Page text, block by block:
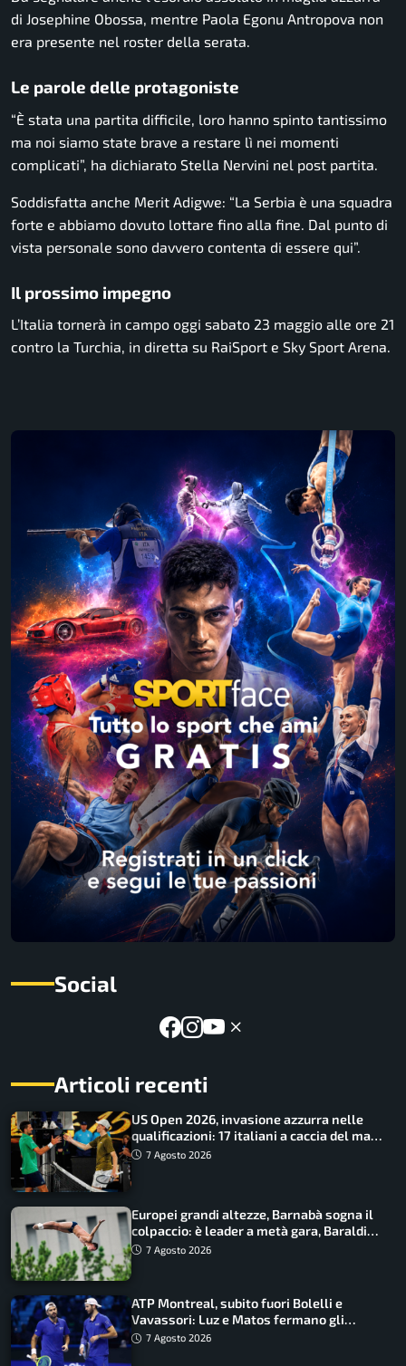
di Josephine Obossa, mentre Paola Egonu Antropova non
era presente nel roster della serata.
Le parole delle protagoniste
“È stata una partita difficile, loro hanno spinto tantissimo
ma noi siamo state brave a restare lì nei momenti
complicati”, ha dichiarato Stella Nervini nel post partita.
Soddisfatta anche Merit Adigwe: “La Serbia è una squadra
forte e abbiamo dovuto lottare fino alla fine. Dal punto di
vista personale sono davvero contenta di essere qui”.
Il prossimo impegno
L’Italia tornerà in campo oggi sabato 23 maggio alle ore 21
contro la Turchia, in diretta su RaiSport e Sky Sport Arena.
Social
Articoli recenti
US Open 2026, invasione azzurra nelle
qualificazioni: 17 italiani a caccia del main
draw7 Agosto 2026
Europei grandi altezze, Barnabà sogna il
colpaccio: è leader a metà gara, Baraldi
ancora in corsa
7 Agosto 2026
ATP Montreal, subito fuori Bolelli e
Vavassori: Luz e Matos fermano gli
azzurri
7 Agosto 2026